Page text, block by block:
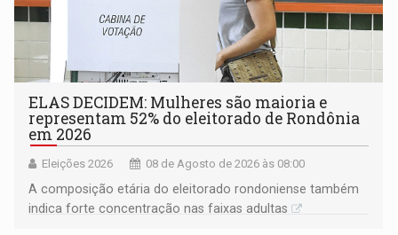
ELAS DECIDEM: Mulheres são maioria e
representam 52% do eleitorado de Rondônia
em 2026
Eleições 2026 08 de Agosto de 2026 às 08:00
A composição etária do eleitorado rondoniense também
indica forte concentração nas faixas adultas